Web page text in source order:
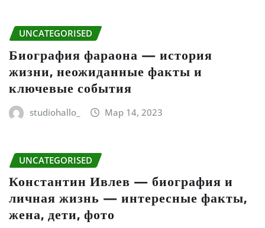
UNCATEGORISED
Биография фараона — история
жизни, неожиданные факты и
ключевые события
studiohallo_ Мар 14, 2023
UNCATEGORISED
Константин Ивлев — биография и
личная жизнь — интересные факты,
жена, дети, фото